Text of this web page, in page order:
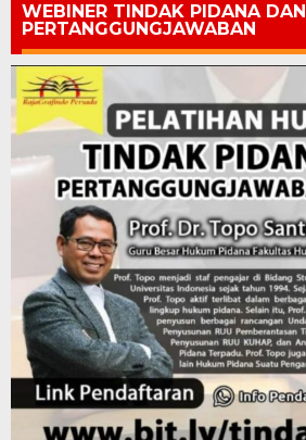
WEBINER TINDAK PIDANA DAN
PERTANGGUNGJAWABAN